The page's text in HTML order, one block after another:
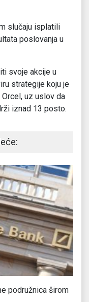
slučaju isplatili
poslovanja u
svoje akcije u
strategije koju je
uz uslov da
iznad 13 posto.
podružnica širom